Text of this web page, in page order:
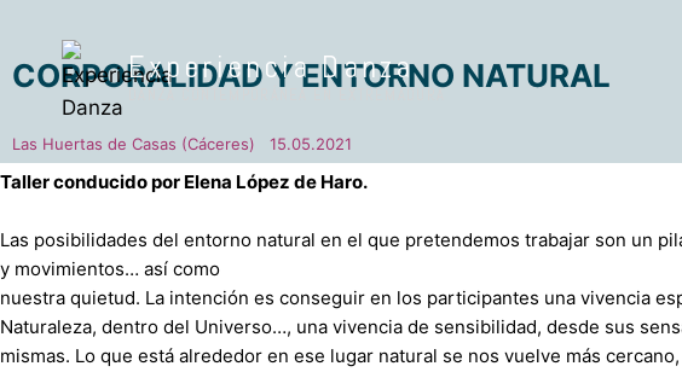
Experiencia Danza
DANZA CONTEMPORÁNEA EN EXTREMADURA
CORPORALIDAD Y ENTORNO NATURAL
Las Huertas de Casas (Cáceres) 15.05.2021
Taller conducido por Elena López de Haro.
Las posibilidades del entorno natural en el que pretendemos trabajar son un
y movimientos… así como
nuestra quietud. La intención es conseguir en los participantes una vivencia
Naturaleza, dentro del Universo…, una vivencia de sensibilidad, desde sus
mismas. Lo que está alrededor en ese lugar natural se nos vuelve más